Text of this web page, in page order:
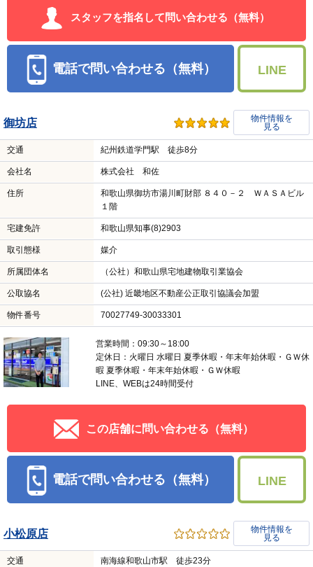
スタッフを指名して問い合わせる（無料）
電話で問い合わせる（無料） LINE
御坊店
物件情報を
見る
交通 紀州鉄道学門駅 徒歩8分
会社名 株式会社 和佐
住所
和歌山県御坊市湯川町財部 ８４０－２ ＷＡＳＡビル
１階
宅建免許 和歌山県知事(8)2903
取引態様 媒介
所属団体名 （公社）和歌山県宅地建物取引業協会
公取協名 (公社) 近畿地区不動産公正取引協議会加盟
物件番号 70027749-30033301
営業時間：09:30～18:00
定休日：火曜日 水曜日 夏季休暇・年末年始休暇・ＧＷ休
暇 夏季休暇・年末年始休暇・ＧＷ休暇
LINE、WEBは24時間受付
この店舗に問い合わせる（無料）
電話で問い合わせる（無料） LINE
小松原店
物件情報を
見る
交通 南海線和歌山市駅 徒歩23分